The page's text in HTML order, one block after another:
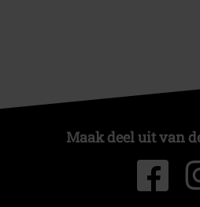
Maak deel uit van